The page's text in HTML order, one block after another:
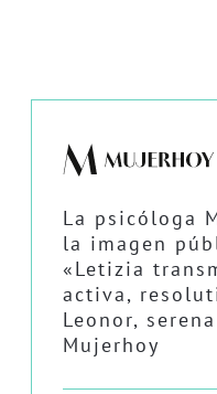
La psicóloga
la imagen
«Letizia
activa,
Leonor,
Mujerhoy